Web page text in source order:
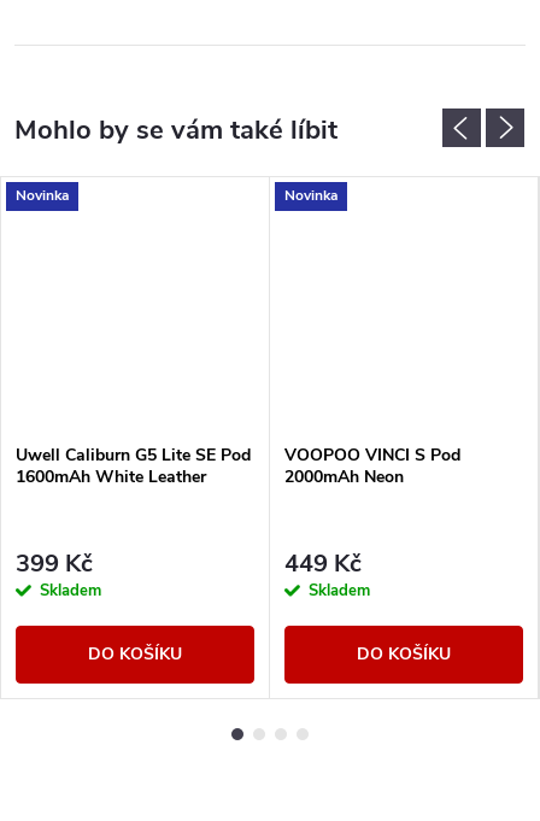
Novinka
Uwell Caliburn G5 Lite SE Pod
1600mAh White Leather
399 Kč
Skladem
DO KOŠÍKU
Novinka
VOOPOO VINCI S Pod
2000mAh Neon
449 Kč
Skladem
DO KOŠÍKU